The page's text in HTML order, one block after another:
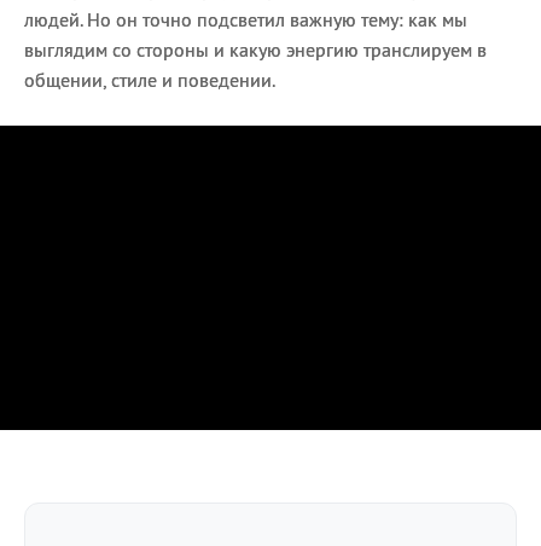
людей. Но он точно подсветил важную тему: как мы
выглядим со стороны и какую энергию транслируем в
общении, стиле и поведении.